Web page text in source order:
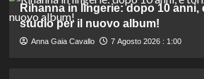
Rihanna in lingerie: dopo 10 anni,
studio per il nuovo album!
Anna Gaia Cavallo 7 Agosto 2026 : 1:00